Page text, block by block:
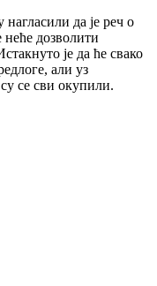
да је реч о
неће дозволити
је да ће свако
али уз
се сви окупили.